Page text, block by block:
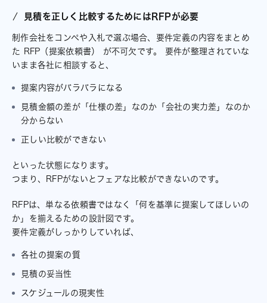
見積を正しく比較するためにはRFPが必要
制作会社をコンペや入札で選ぶ場合、要件定義の内容をまとめ
た RFP（提案依頼書） が不可欠です。 要件が整理されていな
いまま各社に相談すると、
提案内容がバラバラになる
見積金額の差が「仕様の差」なのか「会社の実力差」なのか
分からない
正しい比較ができない
といった状態になります。
つまり、RFPがないとフェアな比較ができないのです。
RFPは、単なる依頼書ではなく「何を基準に提案してほしいの
か」を揃えるための設計図です。
要件定義がしっかりしていれば、
各社の提案の質
見積の妥当性
スケジュールの現実性